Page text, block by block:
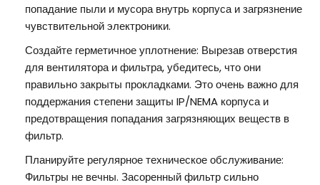
попадание пыли и мусора внутрь корпуса и загрязнение
чувствительной электроники.
Создайте герметичное уплотнение: Вырезав отверстия
для вентилятора и фильтра, убедитесь, что они
правильно закрыты прокладками. Это очень важно для
поддержания степени защиты IP/NEMA корпуса и
предотвращения попадания загрязняющих веществ в
фильтр.
Планируйте регулярное техническое обслуживание:
Фильтры не вечны. Засоренный фильтр сильно